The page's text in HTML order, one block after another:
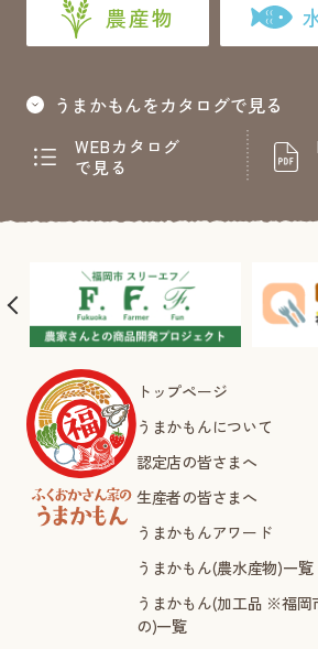
農産物
うまかもんをカタログで見る
WEBカタログ
で見る
トップページ
うまかもんについて
認定店の皆さまへ
生産者の皆さまへ
うまかもんアワード
うまかもん(農水産物)一覧
うまかもん(加工品 ※福岡
の)一覧